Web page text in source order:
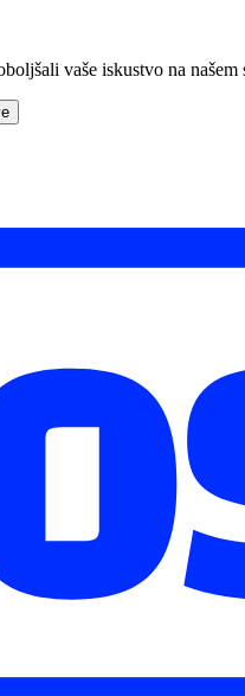
vaše iskustvo na